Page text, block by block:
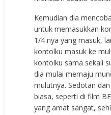
Kemudian dia
untuk memasukkan
1/4 nya yang masuk,
kontolku masuk ke
kontolku sama sekali
dia mulai memaju
mulutnya. Sedotan
biasa, seperti di film
yang amat sangat,